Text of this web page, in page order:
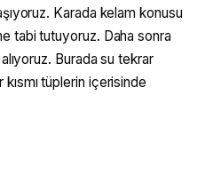
Karada kelam konusu
tabi tutuyoruz. Daha sonra
Burada su tekrar
tüplerin içerisinde